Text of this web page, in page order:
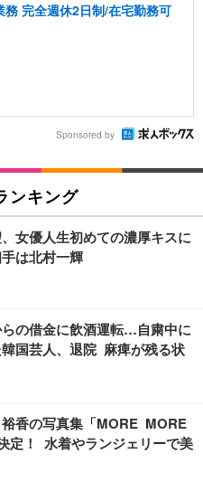
完全週休2日制/在宅勤務可
Sponsored by
ンキング
女優人生初めての濃厚キスに
は北村一輝
の借金に飲酒運転…自粛中に
韓国芸人、退院 麻痺が残る状
裕香の写真集「MORE MORE
定！ 水着やランジェリーで美